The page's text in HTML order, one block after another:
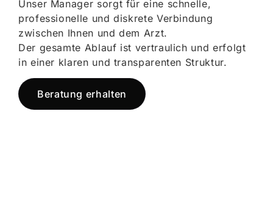
Unser Manager sorgt für eine schnelle,
professionelle und diskrete Verbindung
zwischen Ihnen und dem Arzt.
Der gesamte Ablauf ist vertraulich und erfolgt
in einer klaren und transparenten Struktur.
Beratung erhalten